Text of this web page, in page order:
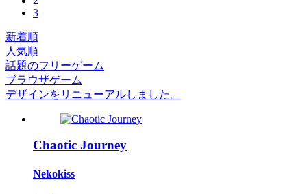
3
新着順
人気順
話題のフリーゲーム
ブラウザゲーム
デザインをリニューアルしました。
Chaotic Journey
Nekokiss